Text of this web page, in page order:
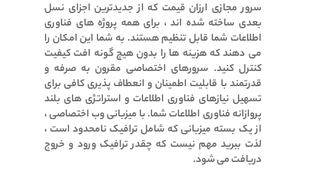
سرور مجازی ارزان قیمت که از جدیدترین اجزای نسل
بعدی ساخته شده اند ، برای همه پروژه های فناوری
اطلاعات شما قابل تنظیم هستند. به شما این امکان را
می دهند که هزینه ها را بدون هیچ گونه افت کیفیت
کنترل کنید. سرورهای اختصاصی مقرون به صرفه و
قدرتمند با قابلیت اطمینان و انعطاف پذیری کافی برای
تسهیل نیازهای فناوری اطلاعات و استراتژی های بلند
پروازانه فناوری اطلاعات شما.با میزبانی وب اختصاصی ،
از یک بسته میزبانی که شامل ترافیک نامحدود است ،
لذت ببرید مهم نیست که چقدر ترافیک ورود و خروج
دریافت می شود.